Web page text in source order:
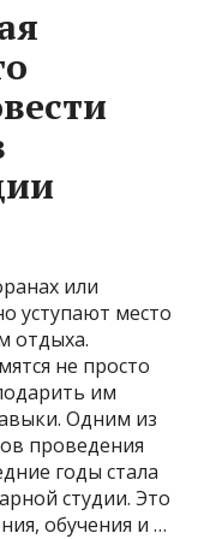
или
уступают место
отдыха.
не просто
им
Одним из
проведения
годы стала
студии. Это
обучения и …